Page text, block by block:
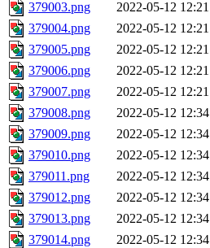
379003.png
2022-05-12 12:21
379004.png
2022-05-12 12:21
379005.png
2022-05-12 12:21
379006.png
2022-05-12 12:21
379007.png
2022-05-12 12:21
379008.png
2022-05-12 12:34
379009.png
2022-05-12 12:34
379010.png
2022-05-12 12:34
379011.png
2022-05-12 12:34
379012.png
2022-05-12 12:34
379013.png
2022-05-12 12:34
379014.png
2022-05-12 12:34